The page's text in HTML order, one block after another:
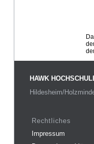
HAWK
Hildesheim/
Rechtliches
Impressum